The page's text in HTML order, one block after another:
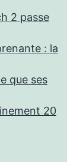
2 passe
: la
que ses
20